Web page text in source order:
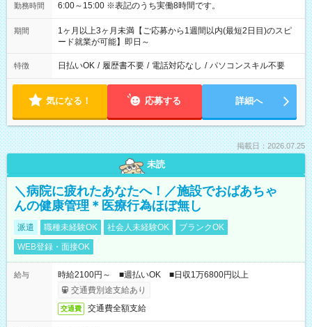
勤務時間 6:00～15:00 ※表記のうち実働8時間です。
期間
1ヶ月以上3ヶ月未満【ご応募から1週間以内(最短2日目)のスピ
ード就業が可能】即日～
特徴 日払いOK / 履歴書不要 / 電話対応なし / パソコンスキル不要
気になる！ 応募する 詳細へ
掲載日：2026.07.25
未読
＼病院に疲れたあなたへ！／施設でおばあちゃ
んの健康管理＊医療行為ほぼ無し
派遣 職種未経験OK 社会人未経験OK
ブランクOK
WEB登録・面接OK
給与
時給2100円～ ■週払いOK ■日収1万6800円以上
交通費別途支給あり
交通費 交通費全額支給